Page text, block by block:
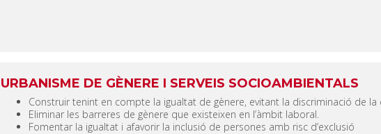
URBANISME DE GÈNERE I SERVEIS SOCIOAMBIENTALS
Construir tenint en compte la igualtat de gènere, evitant la discriminació de la
Eliminar les barreres de gènere que existeixen en l’àmbit laboral.
Fomentar la igualtat i afavorir la inclusió de persones amb risc d’exclusió